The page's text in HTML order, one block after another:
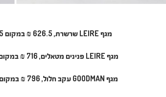
מגףLEIRE שרשרת, 626.5 ₪ במקום 895 ₪ –
מגףLEIRE פנינים מטאלים, 716 ₪ במקום 895 ₪ –
מגף GOODMAN עקב חלול, 796 ₪ במקום 995 ₪ –